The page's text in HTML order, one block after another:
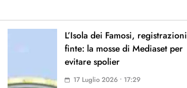
L’Isola dei Famosi, registrazioni
finte: la mosse di Mediaset per
evitare spolier
17 Luglio 2026 • 17:29